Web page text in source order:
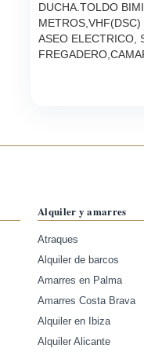
DUCHA.TOLDO
METROS,VHF(DSC)
ASEO ELECTRICO,
Alquiler y amarres
Atraques
Alquiler de barcos
Amarres en Palma
Amarres Costa Brava
Alquiler en Ibiza
Alquiler Alicante